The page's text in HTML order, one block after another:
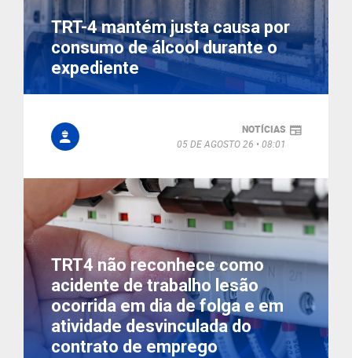
TRT-4 mantém justa causa por
consumo de álcool durante o
expediente
NOTÍCIAS
05 DE AGOSTO 26
08:01
TRT4 não reconhece como
acidente de trabalho lesão
ocorrida em dia de folga e em
atividade desvinculada do
contrato de emprego